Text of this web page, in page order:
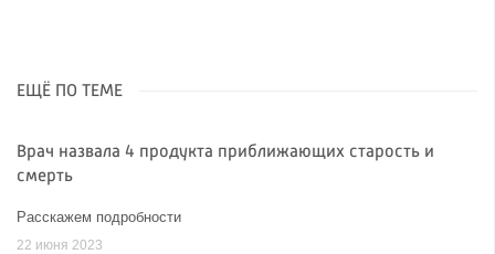
ЕЩЁ ПО ТЕМЕ
Врач назвала 4 продукта приближающих старость и
смерть
Расскажем подробности
22 июня 2023